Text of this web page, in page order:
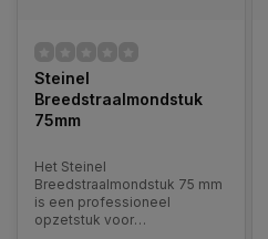
Steinel
Breedstraalmondstuk
75mm
Het Steinel
Breedstraalmondstuk 75 mm
is een professioneel
opzetstuk voor